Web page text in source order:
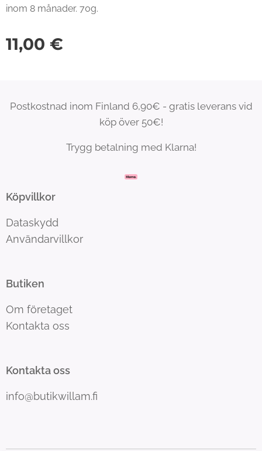
inom 8 månader. 70g.
11,00 €
Postkostnad inom Finland 6,90€ - gratis leverans vid
köp över 50€!
Trygg betalning med Klarna!
Köpvillkor
Dataskydd
Användarvillkor
Butiken
Om företaget
Kontakta oss
Kontakta oss
info@butikwillam.fi